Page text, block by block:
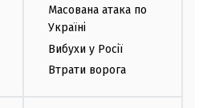
Масована атака по
Україні
Вибухи у Росії
Втрати ворога